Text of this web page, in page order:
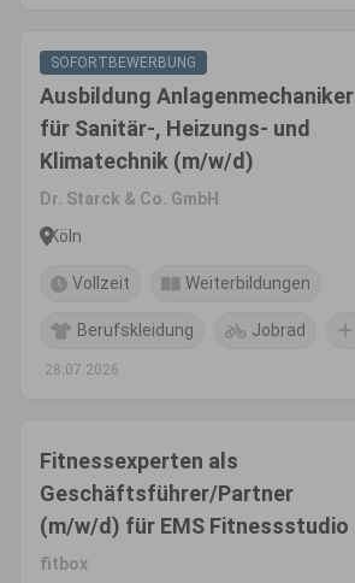
SOFORTBEWERBUNG
Ausbildung Anlagenmechaniker
für Sanitär-, Heizungs- und
Klimatechnik (m/w/d)
Dr. Starck & Co. GmbH
Köln
Vollzeit Weiterbildungen
Berufskleidung Jobrad
28.07.2026
Fitnessexperten als
Geschäftsführer/Partner
(m/w/d) für EMS Fitnessstudio
fitbox